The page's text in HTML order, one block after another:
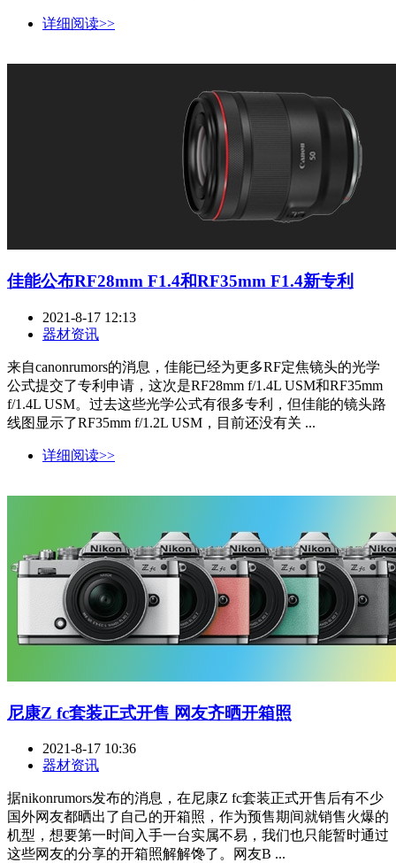
详细阅读>>
佳能公布RF28mm F1.4和RF35mm F1.4新专利
2021-8-17 12:13
器材资讯
来自canonrumors的消息，佳能已经为更多RF定焦镜头的光学
公式提交了专利申请，这次是RF28mm f/1.4L USM和RF35mm
f/1.4L USM。过去这些光学公式有很多专利，但佳能的镜头路
线图显示了RF35mm f/1.2L USM，目前还没有关 ...
详细阅读>>
尼康Z fc套装正式开售 网友齐晒开箱照
2021-8-17 10:36
器材资讯
据nikonrumors发布的消息，在尼康Z fc套装正式开售后有不少
国外网友都晒出了自己的开箱照，作为预售期间就销售火爆的
机型，想要第一时间入手一台实属不易，我们也只能暂时通过
这些网友的分享的开箱照解解馋了。网友B ...